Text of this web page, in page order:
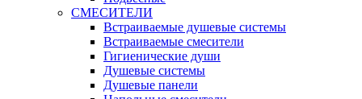
СМЕСИТЕЛИ
Встраиваемые душевые системы
Встраиваемые смесители
Гигиенические души
Душевые системы
Душевые панели